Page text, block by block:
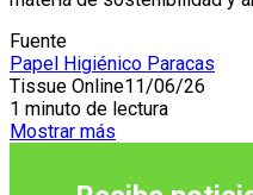
Fuente
Papel Higiénico Paracas
Tissue Online11/06/26
1 minuto de lectura
Mostrar más